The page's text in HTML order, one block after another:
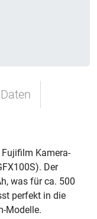
Fujifilm Kamera-
Der
was für ca. 500
perfekt in die
Modelle.